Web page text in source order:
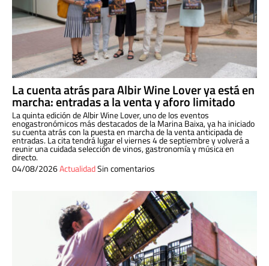
La cuenta atrás para Albir Wine Lover ya está en
marcha: entradas a la venta y aforo limitado
La quinta edición de Albir Wine Lover, uno de los eventos
enogastronómicos más destacados de la Marina Baixa, ya ha iniciado
su cuenta atrás con la puesta en marcha de la venta anticipada de
entradas. La cita tendrá lugar el viernes 4 de septiembre y volverá a
reunir una cuidada selección de vinos, gastronomía y música en
directo.
04/08/2026ActualidadSin comentarios